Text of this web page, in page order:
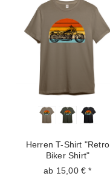
Herren T-Shirt "Retro
Biker Shirt"
ab 15,00 € *